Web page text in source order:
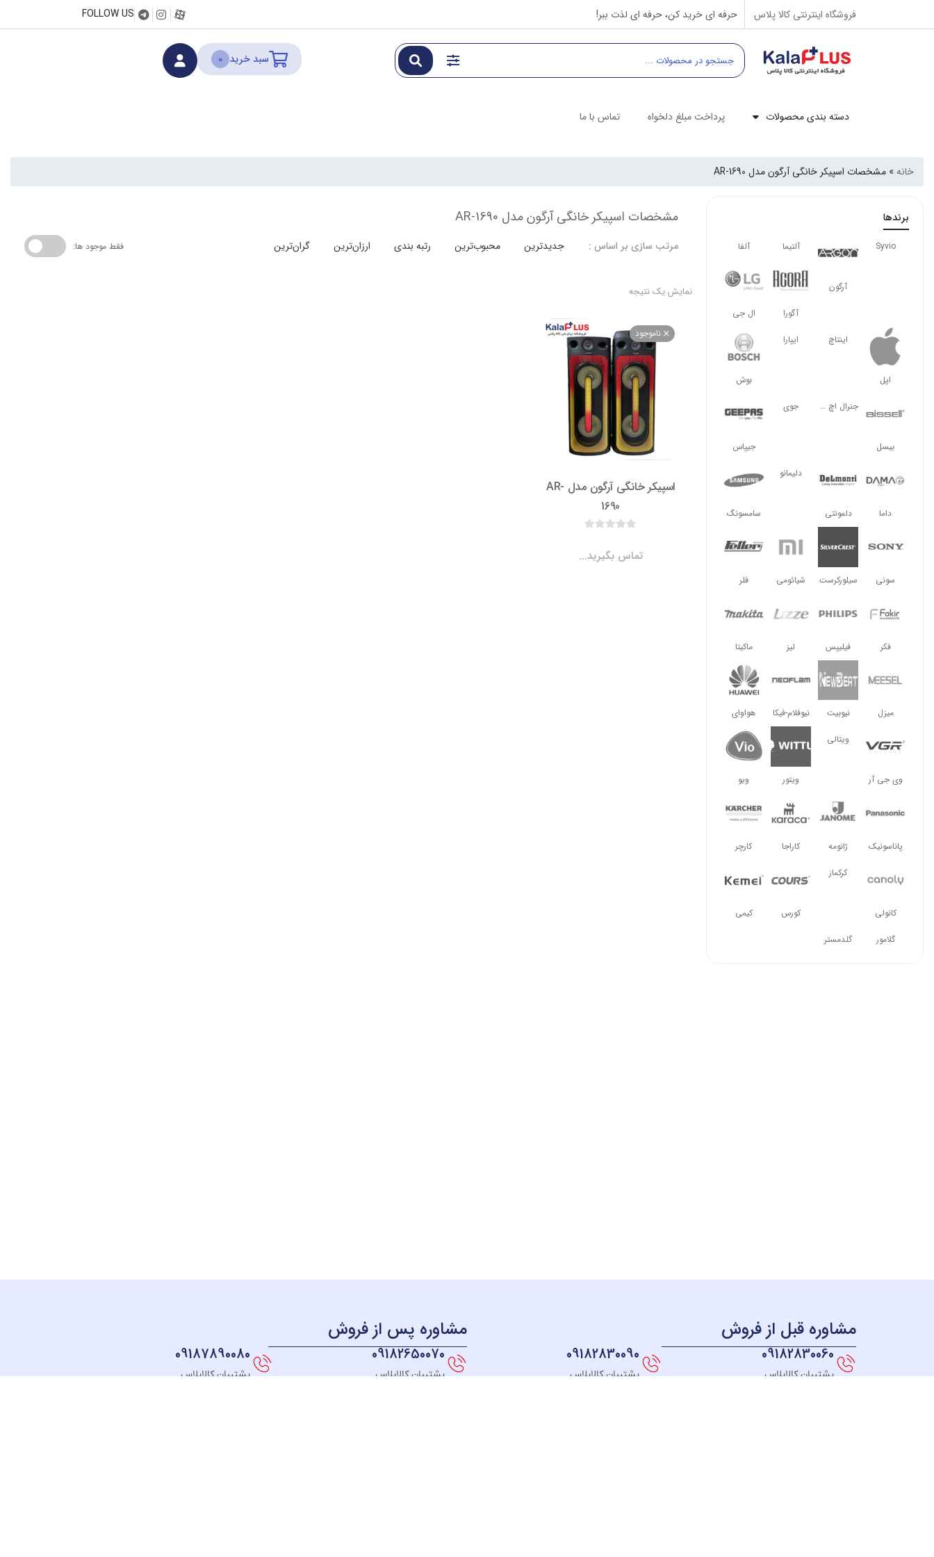
فروشگاه اینترنتی کالا پلاس حرفه ای خرید کن، حرفه ای لذت ببر! FOLLOW US
سبد خرید 0
دسته بندی محصولات پرداخت مبلغ دلخواه تماس با ما
خانه» مشخصات اسپیکر خانگی آرگون مدل AR-1690
مشخصات اسپیکر خانگی آرگون مدل AR-1690
مرتب سازی بر اساس : جدیدترین محبوب‌ترین رتبه بندی ارزان‌ترین گران‌ترین فقط موجود ها:
نمایش یک نتیجه
ناموجود
اسپیکر خانگی آرگون مدل AR-
1690
تماس بگیرید...
برندها
Syvio
آرگون
آلتیما آلفا
آگورا ال جی
اپل
اینتاچ ایپارا
بوش
بیسل
جنرال اچ ال جوی
جیپاس
داما دلمونتی
دلیمانو
سامسونگ
سونی سیلورکرست شیائومی فلر
فکر فیلیپس لیز ماکیتا
میزل نیوبیت نیوفلام-فیکا هواوای
وی جی آر
ویتالی
ویتور ویو
پاناسونیک ژانومه کاراجا کارچر
کانولی
کرکماز
کورس
کیمی
گلامور
گلدمستر
مشاوره قبل از فروش
09182830060
پشتیبان کالاپلاس
09182830090
پشتیبان کالاپلاس
مشاوره پس از فروش
09182650070
پشتیبان کالاپلاس
09187890080
پشتیبان کالاپلاس